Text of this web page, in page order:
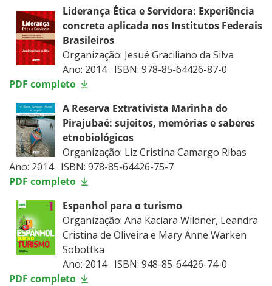
Liderança Ética e Servidora: Experiência
concreta aplicada nos Institutos Federais
Brasileiros
Organização: Jesué Graciliano da Silva
Ano: 2014 ISBN: 978-85-64426-87-0
PDF completo
A Reserva Extrativista Marinha do
Pirajubaé: sujeitos, memórias e saberes
etnobiológicos
Organização: Liz Cristina Camargo Ribas
Ano: 2014 ISBN: 978-85-64426-75-7
PDF completo
Espanhol para o turismo
Organização: Ana Kaciara Wildner, Leandra
Cristina de Oliveira e Mary Anne Warken
Sobottka
Ano: 2014 ISBN: 948-85-64426-74-0
PDF completo